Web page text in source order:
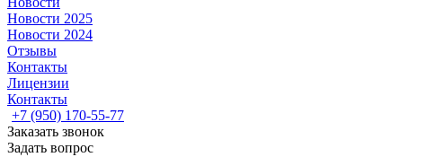
Новости 2025
Новости 2024
Отзывы
Контакты
Лицензии
Контакты
+7 (950) 170-55-77
Заказать звонок
Задать вопрос